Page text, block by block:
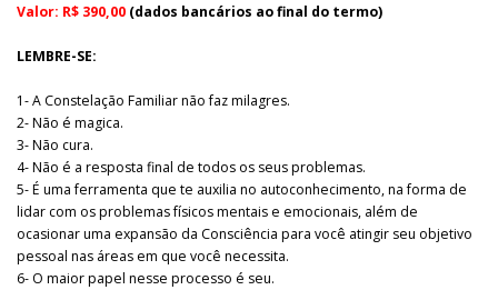
Valor: R$ 390,00 (dados bancários ao final do termo)
LEMBRE-SE:
1- A Constelação Familiar não faz milagres.
2- Não é magica.
3- Não cura.
4- Não é a resposta final de todos os seus problemas.
5- É uma ferramenta que te auxilia no autoconhecimento, na forma de
lidar com os problemas físicos mentais e emocionais, além de
ocasionar uma expansão da Consciência para você atingir seu objetivo
pessoal nas áreas em que você necessita.
6- O maior papel nesse processo é seu.